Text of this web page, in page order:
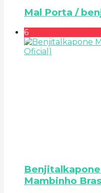
Mal Porta /
6
Mambinho